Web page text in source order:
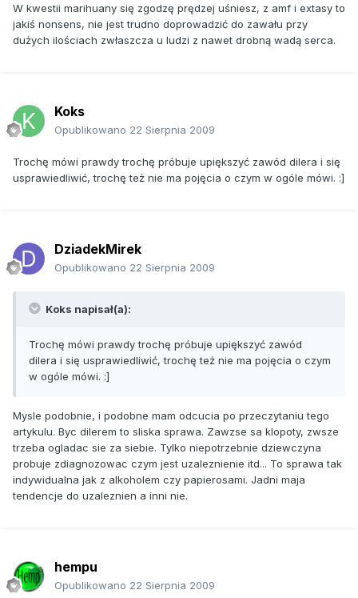
W kwestii marihuany się zgodzę prędzej uśniesz, z amf i extasy to
jakiś nonsens, nie jest trudno doprowadzić do zawału przy
dużych ilościach zwłaszcza u ludzi z nawet drobną wadą serca.
Koks
Opublikowano 22 Sierpnia 2009
Trochę mówi prawdy trochę próbuje upiększyć zawód dilera i się
usprawiedliwić, trochę też nie ma pojęcia o czym w ogóle mówi. :]
DziadekMirek
Opublikowano 22 Sierpnia 2009
Koks napisał(a):
Trochę mówi prawdy trochę próbuje upiększyć zawód
dilera i się usprawiedliwić, trochę też nie ma pojęcia o czym
w ogóle mówi. :]
Mysle podobnie, i podobne mam odcucia po przeczytaniu tego
artykulu. Byc dilerem to sliska sprawa. Zawzse sa klopoty, zwsze
trzeba ogladac sie za siebie. Tylko niepotrzebnie dziewczyna
probuje zdiagnozowac czym jest uzaleznienie itd... To sprawa tak
indywidualna jak z alkoholem czy papierosami. Jadni maja
tendencje do uzaleznien a inni nie.
hempu
Opublikowano 22 Sierpnia 2009